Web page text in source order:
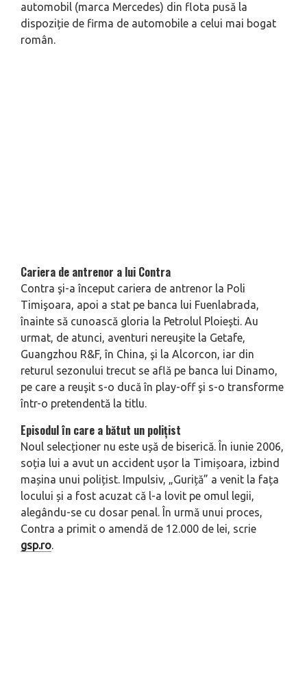
automobil (marca Mercedes) din flota pusă la
dispoziție de firma de automobile a celui mai bogat
român.
Cariera de antrenor a lui Contra
Contra şi-a început cariera de antrenor la Poli
Timişoara, apoi a stat pe banca lui Fuenlabrada,
înainte să cunoască gloria la Petrolul Ploieşti. Au
urmat, de atunci, aventuri nereuşite la Getafe,
Guangzhou R&F, în China, şi la Alcorcon, iar din
returul sezonului trecut se află pe banca lui Dinamo,
pe care a reuşit s-o ducă în play-off şi s-o transforme
într-o pretendentă la titlu.
Episodul în care a bătut un polițist
Noul selecționer nu este ușă de biserică. În iunie 2006,
soția lui a avut un accident ușor la Timișoara, izbind
mașina unui polițist. Impulsiv, „Guriță” a venit la fața
locului și a fost acuzat că l-a lovit pe omul legii,
alegându-se cu dosar penal. În urmă unui proces,
Contra a primit o amendă de 12.000 de lei, scrie
gsp.ro.